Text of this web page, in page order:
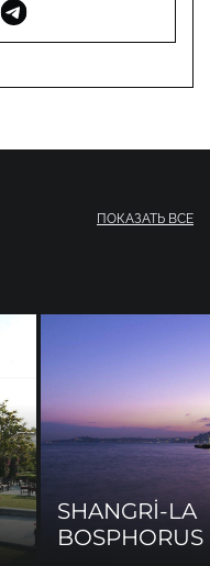
ПОКАЗАТЬ ВСЕ
SHANGRİ-LA